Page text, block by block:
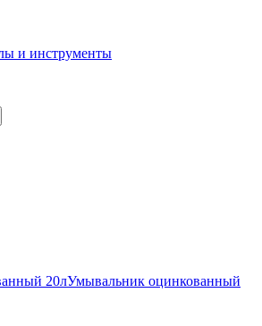
и инструменты
20лУмывальник оцинкованный